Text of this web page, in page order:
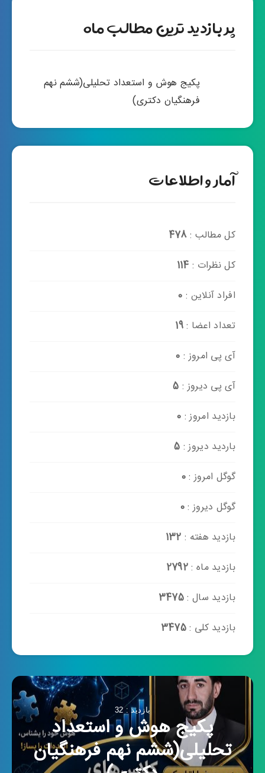
پر بازدید ترین مطالب ماه
پکیج هوش و استعداد تحلیلی(ششم نهم
فرهنگیان دکتری)
آمار و اطلاعات
کل مطالب :478
کل نظرات : 114
افراد آنلاین : 0
تعداد اعضا :19
آی پی امروز : 0
آی پی دیروز : 5
بازدید امروز : 0
باردید دیروز : 5
گوگل امروز :0
گوگل دیروز :0
بازدید هفته : 132
بازدید ماه :2792
بازدید سال :3475
بازدید کلی :3475
بازدید : 32
پکیج هوش و استعداد
تحلیلی(ششم نهم فرهنگیان